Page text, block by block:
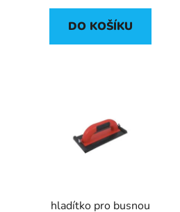
DO KOŠÍKU
hladítko pro busnou